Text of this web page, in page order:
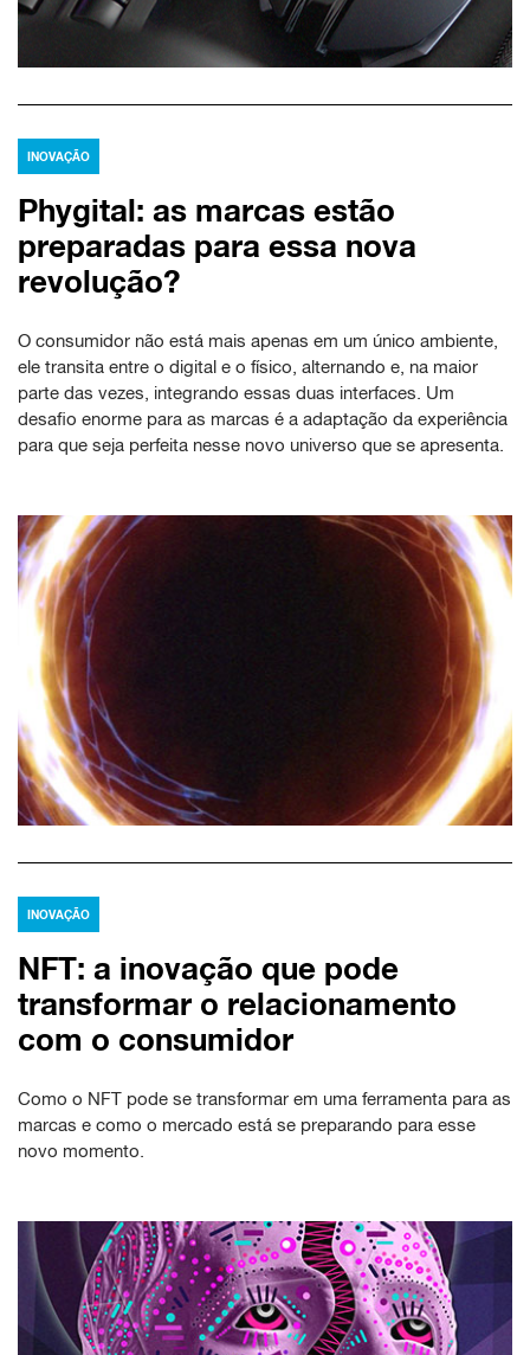
INOVAÇÃO
Phygital: as marcas estão
preparadas para essa nova
revolução?
O consumidor não está mais apenas em um único ambiente,
ele transita entre o digital e o físico, alternando e, na maior
parte das vezes, integrando essas duas interfaces. Um
desafio enorme para as marcas é a adaptação da experiência
para que seja perfeita nesse novo universo que se apresenta.
INOVAÇÃO
NFT: a inovação que pode
transformar o relacionamento
com o consumidor
Como o NFT pode se transformar em uma ferramenta para as
marcas e como o mercado está se preparando para esse
novo momento.